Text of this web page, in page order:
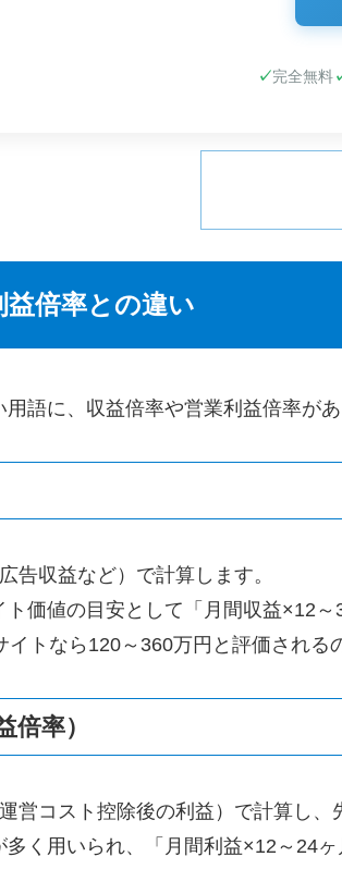
✓完全無料
益倍率との違い
語に、収益倍率や営業利益倍率が
告収益など）で計算します。
価値の目安として「月間収益×12
トなら120～360万円と評価される
倍率）
営コスト控除後の利益）で計算し、
く用いられ、「月間利益×12～24ヶ